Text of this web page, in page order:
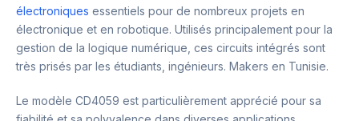
électroniques essentiels pour de nombreux projets en
électronique et en robotique. Utilisés principalement pour la
gestion de la logique numérique, ces circuits intégrés sont
très prisés par les étudiants, ingénieurs. Makers en Tunisie.
Le modèle CD4059 est particulièrement apprécié pour sa